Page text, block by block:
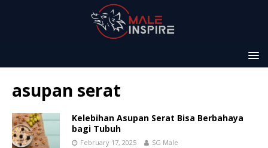
asupan serat
Kelebihan Asupan Serat Bisa Berbahaya
bagi Tubuh
February 17, 2025 SG Male